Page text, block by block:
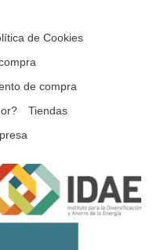
de Cookies
de compra
Tiendas